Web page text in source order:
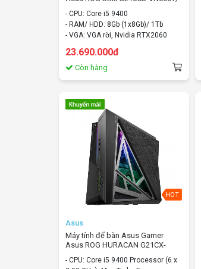
RTX2060/ Windows 10 home
- CPU: Core i5 9400
- RAM/ HDD: 8Gb (1x8Gb)/ 1Tb
- VGA: VGA rời, Nvidia RTX2060
23.690.000đ
Còn hàng
HOT
Asus
Máy tính để bàn Asus Gamer
Asus ROG HURACAN G21CX-
SSD/Nvidia RTX2060/Windows 10
- CPU: Core i5 9400 Processor (6 x